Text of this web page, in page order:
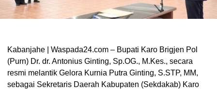
Kabanjahe | Waspada24.com – Bupati Karo Brigjen Pol
(Purn) Dr. dr. Antonius Ginting, Sp.OG., M.Kes., secara
resmi melantik Gelora Kurnia Putra Ginting, S.STP, MM,
sebagai Sekretaris Daerah Kabupaten (Sekdakab) Karo